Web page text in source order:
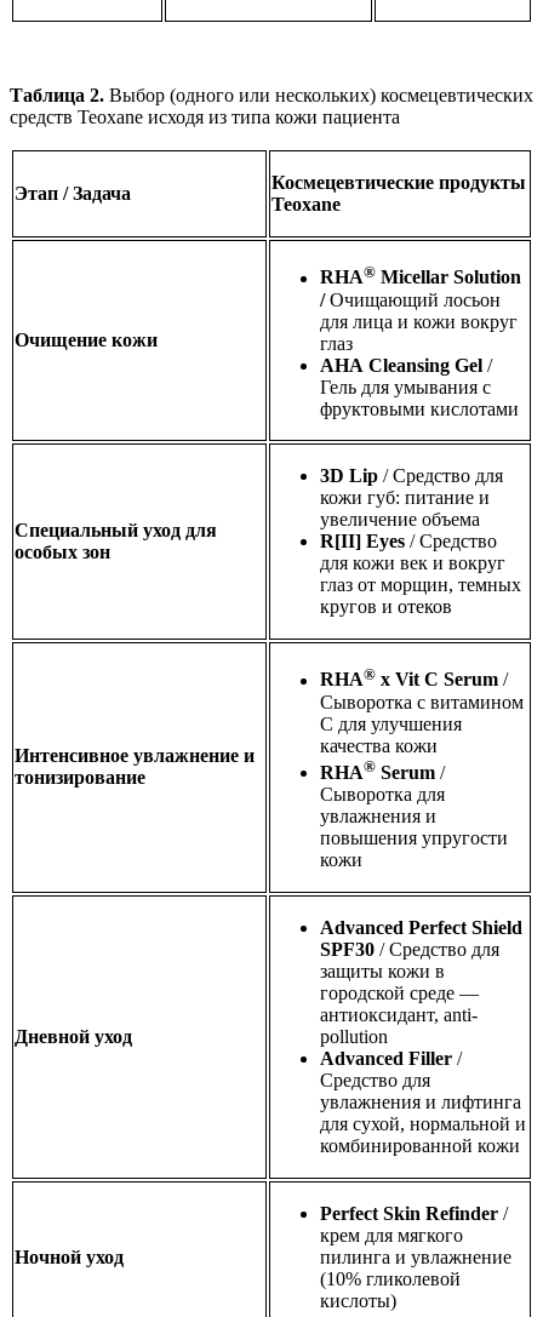
Таблица 2. Выбор (одного или нескольких) космецевтических
средств Teoxane исходя из типа кожи пациента
Этап / Задача
Космецевтические продукты
Teoxane
Очищение кожи
RHA® Micellar Solution
/Очищающий лосьон
для лица и кожи вокруг
глаз
AHA Cleansing Gel /
Гель для умывания с
фруктовыми кислотами
Специальный уход для
особых зон
3D Lip / Средство для
кожи губ: питание и
увеличение объема
R[II] Eyes / Средство
для кожи век и вокруг
глаз от морщин, темных
кругов и отеков
Интенсивное увлажнение и
тонизирование
RHA® x Vit C Serum /
Сыворотка с витамином
С для улучшения
качества кожи
RHA® Serum /
Сыворотка для
увлажнения и
повышения упругости
кожи
Дневной уход
Advanced Perfect Shield
SPF30 / Средство для
защиты кожи в
городской среде —
антиоксидант, anti-
pollution
Advanced Filler /
Средство для
увлажнения и лифтинга
для сухой, нормальной и
комбинированной кожи
Ночной уход
Perfect Skin Refinder /
крем для мягкого
пилинга и увлажнение
(10% гликолевой
кислоты)